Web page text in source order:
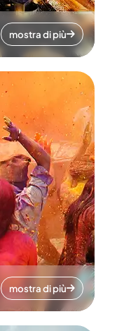
mostra di più
mostra di più